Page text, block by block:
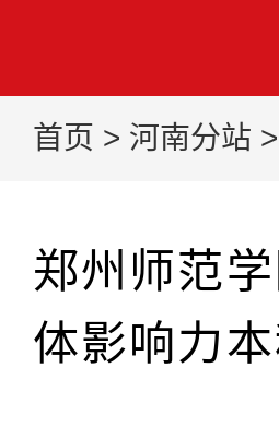
首页 > 河南分站 >
郑州师范
体影响力